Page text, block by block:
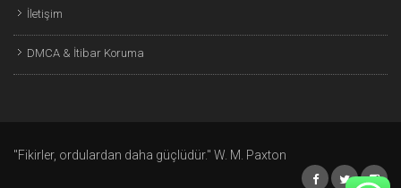
İletişim
DMCA & İtibar Koruma
"Fikirler, ordulardan daha güçlüdür." W. M. Paxton